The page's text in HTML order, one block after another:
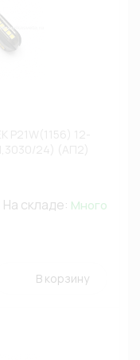
На складе: Много
В корзину